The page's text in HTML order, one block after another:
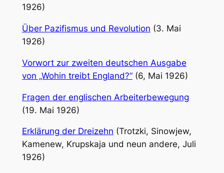
1926)
Über Pazifismus und Revolution (3. Mai
1926)
Vorwort zur zweiten deutschen Ausgabe
von „Wohin treibt England?“(6, Mai 1926)
Fragen der englischen Arbeiterbewegung
(19. Mai 1926)
Erklärung der Dreizehn (Trotzki, Sinowjew,
Kamenew, Krupskaja und neun andere, Juli
1926)